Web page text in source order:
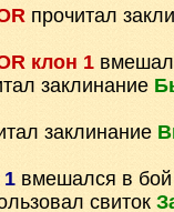
прочитал
клон 1
заклинание
заклинание
вмешался в бой
свиток